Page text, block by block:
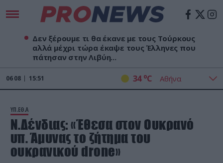
Δεν ξέρουμε τι θα έκανε με τους Τούρκους
αλλά μέχρι τώρα έκαψε τους Έλληνες που
πάτησαν στην Λιβύη...
06 08 15:51 34 oC
ΥΠ.ΕΘ.Α
Ν.Δένδιας: «Έθεσα στον Ουκρανό
υπ. Άμυνας το ζήτημα του
ουκρανικού drone»